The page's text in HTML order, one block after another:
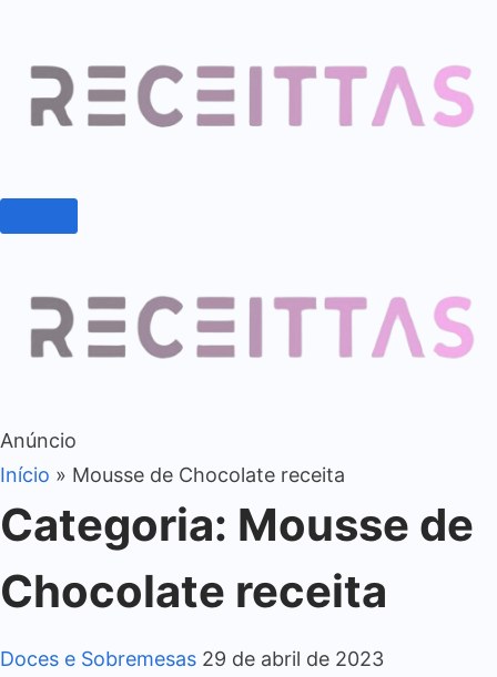
Anúncio
Início » Mousse de Chocolate receita
Categoria: Mousse de
Chocolate receita
Doces e Sobremesas 29 de abril de 2023